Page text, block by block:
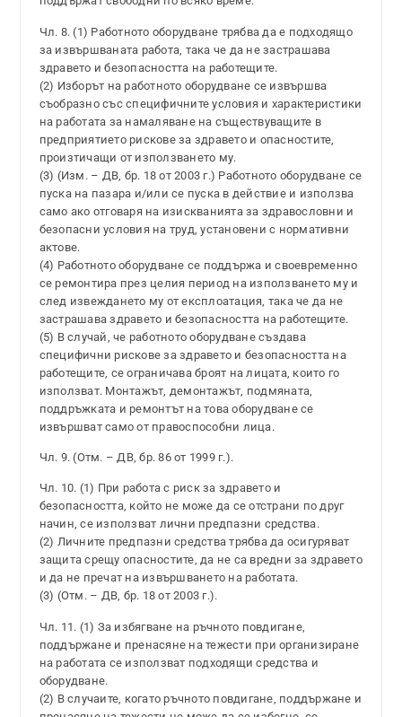
Чл. 8. (1) Работното оборудване трябва да е подходящо
за извършваната работа, така че да не застрашава
здравето и безопасността на работещите.
(2) Изборът на работното оборудване се извършва
съобразно със специфичните условия и характеристики
на работата за намаляване на съществуващите в
предприятието рискове за здравето и опасностите,
произтичащи от използването му.
(3) (Изм. – ДВ, бр. 18 от 2003 г.) Работното оборудване се
пуска на пазара и/или се пуска в действие и използва
само ако отговаря на изискванията за здравословни и
безопасни условия на труд, установени с нормативни
актове.
(4) Работното оборудване се поддържа и своевременно
се ремонтира през целия период на използването му и
след извеждането му от експлоатация, така че да не
застрашава здравето и безопасността на работещите.
(5) В случай, че работното оборудване създава
специфични рискове за здравето и безопасността на
работещите, се ограничава броят на лицата, които го
използват. Монтажът, демонтажът, подмяната,
поддръжката и ремонтът на това оборудване се
извършват само от правоспособни лица.
Чл. 9. (Отм. – ДВ, бр. 86 от 1999 г.).
Чл. 10. (1) При работа с риск за здравето и
безопасността, който не може да се отстрани по друг
начин, се използват лични предпазни средства.
(2) Личните предпазни средства трябва да осигуряват
защита срещу опасностите, да не са вредни за здравето
и да не пречат на извършването на работата.
(3) (Отм. – ДВ, бр. 18 от 2003 г.).
Чл. 11. (1) За избягване на ръчното повдигане,
поддържане и пренасяне на тежести при организиране
на работата се използват подходящи средства и
оборудване.
(2) В случаите, когато ръчното повдигане, поддържане и